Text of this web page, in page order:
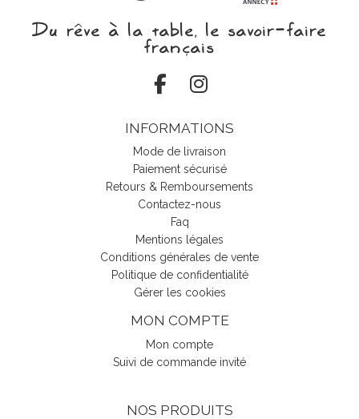
Du rêve à la table, le savoir‑faire
français
INFORMATIONS
Mode de livraison
Paiement sécurisé
Retours & Remboursements
Contactez-nous
Faq
Mentions légales
Conditions générales de vente
Politique de confidentialité
Gérer les cookies
MON COMPTE
Mon compte
Suivi de commande invité
NOS PRODUITS